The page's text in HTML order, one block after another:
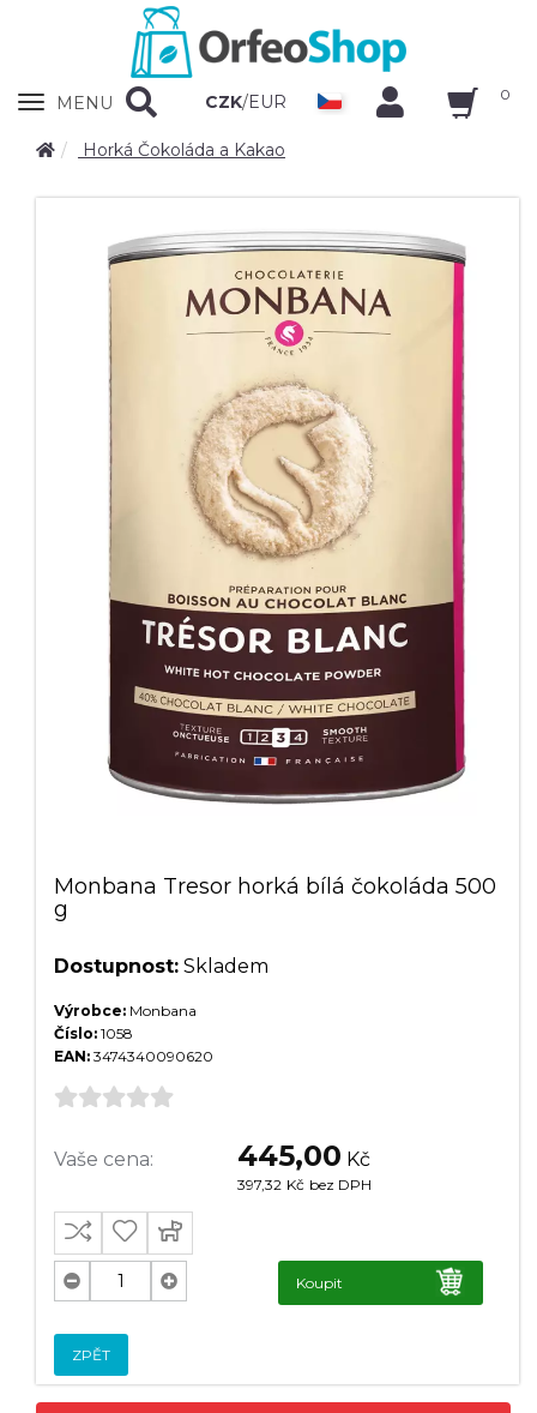
Zobrazit
MENU CZK/EUR 0
Horká Čokoláda a Kakao
Monbana Tresor horká bílá čokoláda 500
g
Dostupnost: Skladem
Výrobce: Monbana
Číslo: 1058
EAN: 3474340090620
Vaše cena: 445,00 Kč
397,32 Kč bez DPH
Koupit
ZPĚT